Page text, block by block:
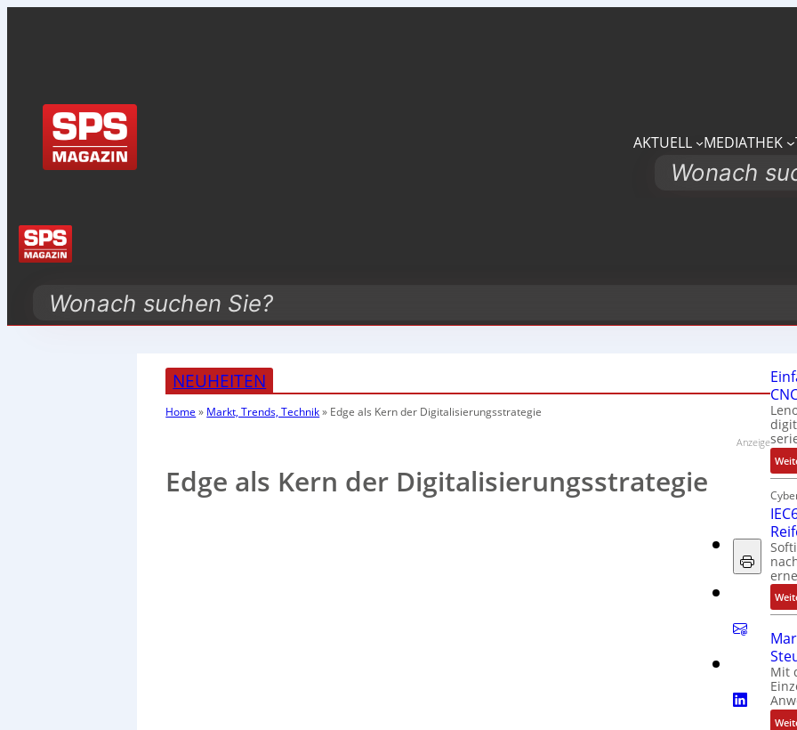
AKTUELL MEDIATHEK
Search
Search
NEUHEITEN
Home » Markt, Trends, Technik» Edge als Kern der Digitalisierungsstrategie
Anzeige
Edge als Kern der Digitalisierungsstrategie
Mit